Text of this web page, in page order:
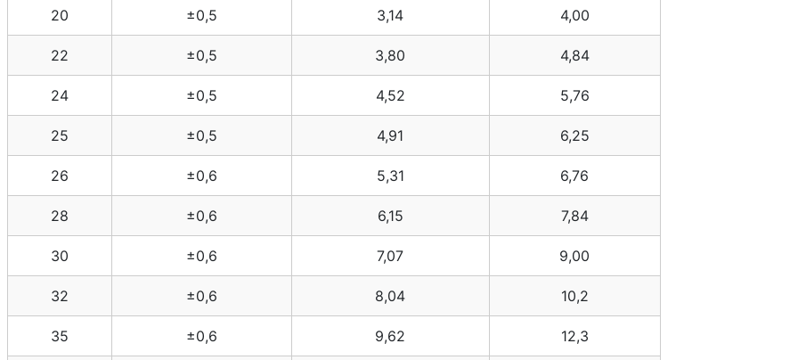
20 ±0,5 3,14 4,00
22 ±0,5 3,80 4,84
24 ±0,5 4,52 5,76
25 ±0,5 4,91 6,25
26 ±0,6 5,31 6,76
28 ±0,6 6,15 7,84
30 ±0,6 7,07 9,00
32 ±0,6 8,04 10,2
35 ±0,6 9,62 12,3